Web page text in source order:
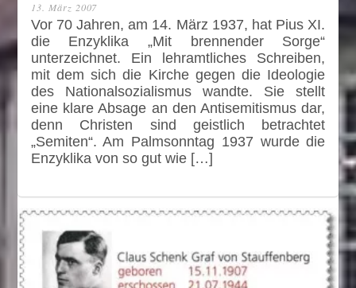
13. März 2007
Vor 70 Jahren, am 14. März 1937, hat Pius XI.
die Enzyklika „Mit brennender Sorge“
unterzeichnet. Ein lehramtliches Schreiben,
mit dem sich die Kirche gegen die Ideologie
des Nationalsozialismus wandte. Sie stellt
eine klare Absage an den Antisemitismus dar,
denn Christen sind geistlich betrachtet
„Semiten“. Am Palmsonntag 1937 wurde die
Enzyklika von so gut wie […]